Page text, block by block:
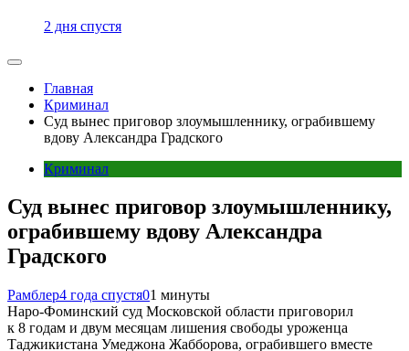
2 дня спустя
Главная
Криминал
Суд вынес приговор злоумышленнику, ограбившему
вдову Александра Градского
Криминал
Суд вынес приговор злоумышленнику,
ограбившему вдову Александра
Градского
Рамблер4 года спустя01 минуты
Наро-Фоминский суд Московской области приговорил
к 8 годам и двум месяцам лишения свободы уроженца
Таджикистана Умеджона Жабборова, ограбившего вместе